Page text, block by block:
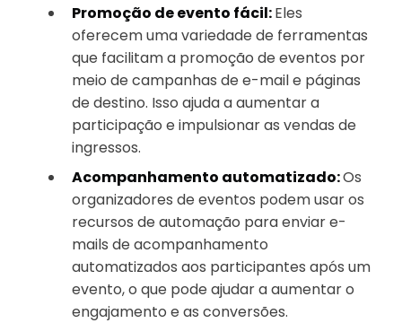
Promoção de evento fácil:Eles
oferecem uma variedade de ferramentas
que facilitam a promoção de eventos por
meio de campanhas de e-mail e páginas
de destino. Isso ajuda a aumentar a
participação e impulsionar as vendas de
ingressos.
Acompanhamento automatizado:Os
organizadores de eventos podem usar os
recursos de automação para enviar e-
mails de acompanhamento
automatizados aos participantes após um
evento, o que pode ajudar a aumentar o
engajamento e as conversões.